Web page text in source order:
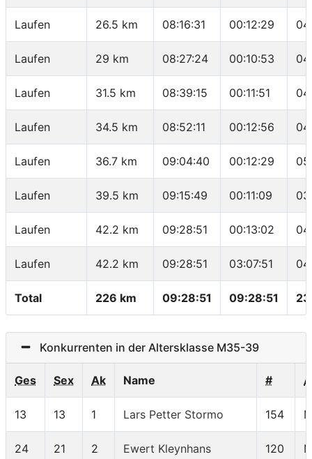
Laufen 26.5 km 08:16:31 00:12:29
Laufen 29 km 08:27:24 00:10:53
Laufen 31.5 km 08:39:15 00:11:51
Laufen 34.5 km 08:52:11 00:12:56
Laufen 36.7 km 09:04:40 00:12:29
Laufen 39.5 km 09:15:49 00:11:09
Laufen 42.2 km 09:28:51 00:13:02
Laufen 42.2 km 09:28:51 03:07:51
Total 226 km 09:28:51 09:28:51
Konkurrenten in der Altersklasse M35-39
Ges Sex Ak Name #
13 13 1 Lars Petter Stormo 154
24 21 2 Ewert Kleynhans 120